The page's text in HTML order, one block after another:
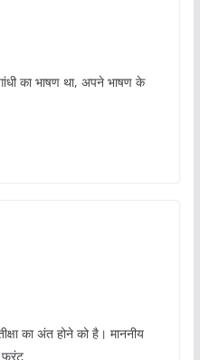
का भाषण था, अपने भाषण के
का अंत होने को है। माननीय
फ्रंट